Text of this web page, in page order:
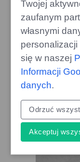
Jak
edithome.pl
Twojej
zaufanym
własnymi
personalizacji
się w naszej
Informacji
danych.
Odrzuć
Akceptuj